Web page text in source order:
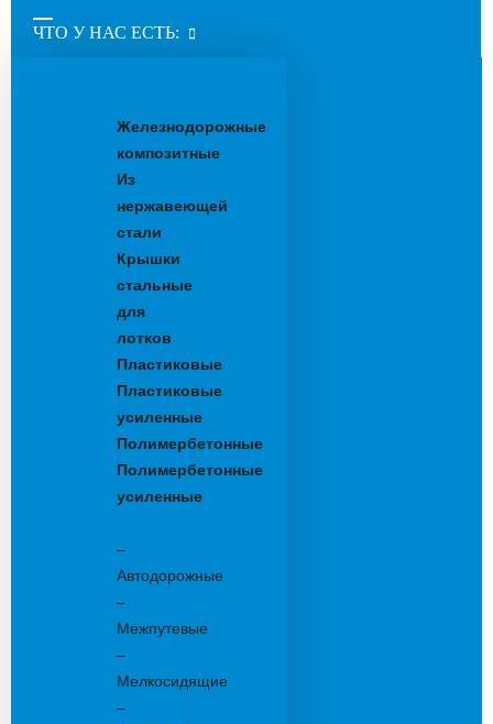
ЧТО У НАС ЕСТЬ:
Железнодорожные
композитные
Из
нержавеющей
стали
Крышки
стальные
для
лотков
Пластиковые
Пластиковые
усиленные
Полимербетонные
Полимербетонные
усиленные
–
Автодорожные
–
Межпутевые
–
Мелкосидящие
–